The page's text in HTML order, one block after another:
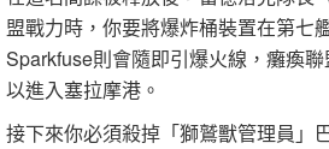
盟戰力時，你要將爆炸桶裝置在第七
Sparkfuse則會隨即引爆火線，癱瘓
以進入塞拉摩港。
接下來你必須殺掉「獅鷲獸管理員」